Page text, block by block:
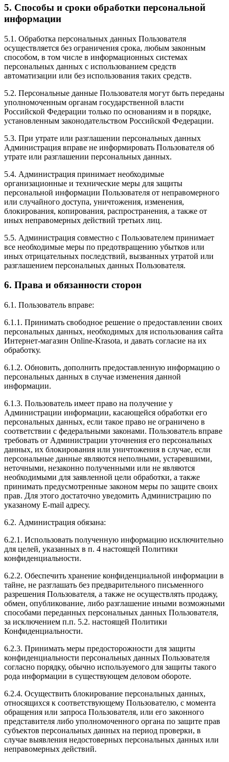
5. Способы и сроки обработки персональной
информации
5.1. Обработка персональных данных Пользователя
осуществляется без ограничения срока, любым законным
способом, в том числе в информационных системах
персональных данных с использованием средств
автоматизации или без использования таких средств.
5.2. Персональные данные Пользователя могут быть переданы
уполномоченным органам государственной власти
Российской Федерации только по основаниям и в порядке,
установленным законодательством Российской Федерации.
5.3. При утрате или разглашении персональных данных
Администрация вправе не информировать Пользователя об
утрате или разглашении персональных данных.
5.4. Администрация принимает необходимые
организационные и технические меры для защиты
персональной информации Пользователя от неправомерного
или случайного доступа, уничтожения, изменения,
блокирования, копирования, распространения, а также от
иных неправомерных действий третьих лиц.
5.5. Администрация совместно с Пользователем принимает
все необходимые меры по предотвращению убытков или
иных отрицательных последствий, вызванных утратой или
разглашением персональных данных Пользователя.
6. Права и обязанности сторон
6.1. Пользователь вправе:
6.1.1. Принимать свободное решение о предоставлении своих
персональных данных, необходимых для использования сайта
Интернет-магазин Online-Krasota, и давать согласие на их
обработку.
6.1.2. Обновить, дополнить предоставленную информацию о
персональных данных в случае изменения данной
информации.
6.1.3. Пользователь имеет право на получение у
Администрации информации, касающейся обработки его
персональных данных, если такое право не ограничено в
соответствии с федеральными законами. Пользователь вправе
требовать от Администрации уточнения его персональных
данных, их блокирования или уничтожения в случае, если
персональные данные являются неполными, устаревшими,
неточными, незаконно полученными или не являются
необходимыми для заявленной цели обработки, а также
принимать предусмотренные законом меры по защите своих
прав. Для этого достаточно уведомить Администрацию по
указаному E-mail адресу.
6.2. Администрация обязана:
6.2.1. Использовать полученную информацию исключительно
для целей, указанных в п. 4 настоящей Политики
конфиденциальности.
6.2.2. Обеспечить хранение конфиденциальной информации в
тайне, не разглашать без предварительного письменного
разрешения Пользователя, а также не осуществлять продажу,
обмен, опубликование, либо разглашение иными возможными
способами переданных персональных данных Пользователя,
за исключением п.п. 5.2. настоящей Политики
Конфиденциальности.
6.2.3. Принимать меры предосторожности для защиты
конфиденциальности персональных данных Пользователя
согласно порядку, обычно используемого для защиты такого
рода информации в существующем деловом обороте.
6.2.4. Осуществить блокирование персональных данных,
относящихся к соответствующему Пользователю, с момента
обращения или запроса Пользователя, или его законного
представителя либо уполномоченного органа по защите прав
субъектов персональных данных на период проверки, в
случае выявления недостоверных персональных данных или
неправомерных действий.